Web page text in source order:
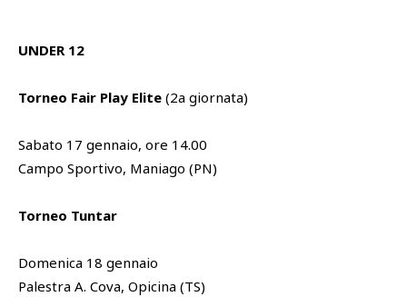
UNDER 12
Torneo Fair Play Elite (2a giornata)
Sabato 17 gennaio, ore 14.00
Campo Sportivo, Maniago (PN)
Torneo Tuntar
Domenica 18 gennaio
Palestra A. Cova, Opicina (TS)